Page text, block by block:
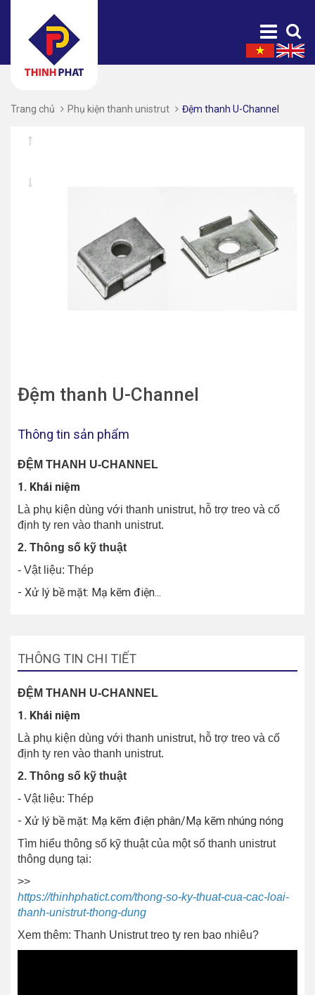
Trang chủ Phụ kiện thanh unistrut Đệm thanh U-Channel
Đệm thanh U-Channel
Thông tin sản phẩm
ĐỆM THANH U-CHANNEL
1. Khái niệm
Là phụ kiện dùng với thanh unistrut, hỗ trợ treo và cố
định ty ren vào thanh unistrut.
2. Thông số kỹ thuật
- Vật liệu: Thép
- Xử lý bề mặt: Mạ kẽm điện...
THÔNG TIN CHI TIẾT
ĐỆM THANH U-CHANNEL
1. Khái niệm
Là phụ kiện dùng với thanh unistrut, hỗ trợ treo và cố
định ty ren vào thanh unistrut.
2. Thông số kỹ thuật
- Vật liệu: Thép
- Xử lý bề mặt: Mạ kẽm điện phân/Mạ kẽm nhúng nóng
Tìm hiểu thông số kỹ thuật của một số thanh unistrut
thông dụng tại:
>>
https://thinhphatict.com/thong-so-ky-thuat-cua-cac-loai-
thanh-unistrut-thong-dung
Xem thêm: Thanh Unistrut treo ty ren bao nhiêu?